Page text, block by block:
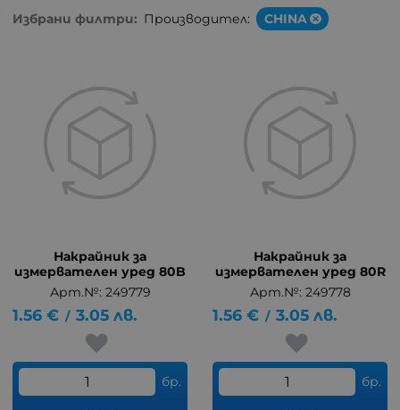
Избрани филтри: Производител: CHINA
Накрайник за
измервателен уред 80B
Арт.№: 249779
1.56 € / 3.05 лв.
бр.
Накрайник за
измервателен уред 80R
Арт.№: 249778
1.56 € / 3.05 лв.
бр.